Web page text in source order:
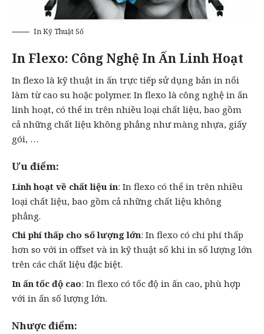
In Kỹ Thuật Số
In Flexo: Công Nghệ In Ấn Linh Hoạt
In flexo là kỹ thuật in ấn trực tiếp sử dụng bản in nổi
làm từ cao su hoặc polymer. In flexo là công nghệ in ấn
linh hoạt, có thể in trên nhiều loại chất liệu, bao gồm
cả những chất liệu không phẳng như màng nhựa, giấy
gói, …
Ưu điểm:
Linh hoạt về chất liệu in: In flexo có thể in trên nhiều
loại chất liệu, bao gồm cả những chất liệu không
phẳng.
Chi phí thấp cho số lượng lớn: In flexo có chi phí thấp
hơn so với in offset và in kỹ thuật số khi in số lượng lớn
trên các chất liệu đặc biệt.
In ấn tốc độ cao: In flexo có tốc độ in ấn cao, phù hợp
với in ấn số lượng lớn.
Nhược điểm: